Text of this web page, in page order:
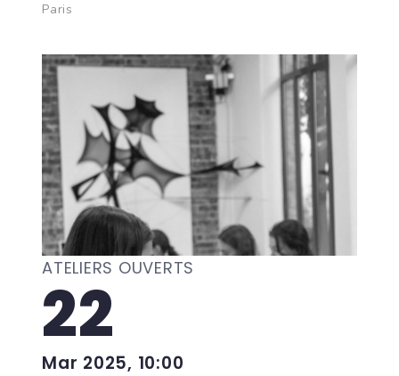
Paris
ATELIERS OUVERTS
22
Mar 2025, 10:00